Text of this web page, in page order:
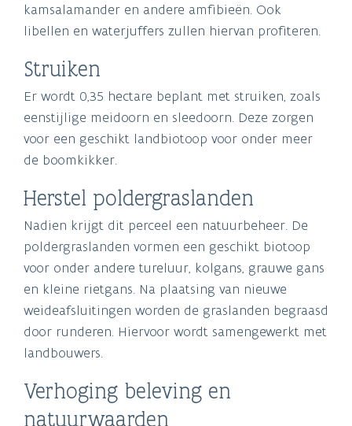
kamsalamander en andere amfibieën. Ook
libellen en waterjuffers zullen hiervan profiteren.
Struiken
Er wordt 0,35 hectare beplant met struiken, zoals
eenstijlige meidoorn en sleedoorn. Deze zorgen
voor een geschikt landbiotoop voor onder meer
de boomkikker.
Herstel poldergraslanden
Nadien krijgt dit perceel een natuurbeheer. De
poldergraslanden vormen een geschikt biotoop
voor onder andere tureluur, kolgans, grauwe gans
en kleine rietgans. Na plaatsing van nieuwe
weideafsluitingen worden de graslanden begraasd
door runderen. Hiervoor wordt samengewerkt met
landbouwers.
Verhoging beleving en
natuurwaarden